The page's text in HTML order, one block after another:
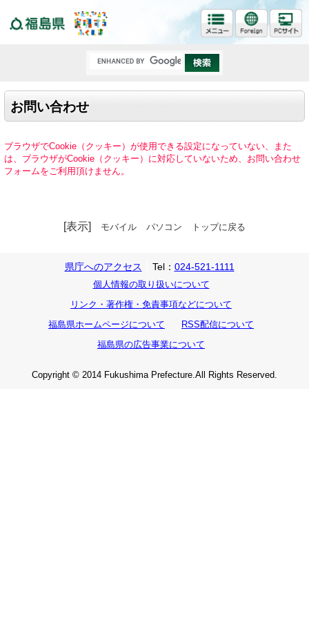
お問い合わせ
ブラウザでCookie（クッキー）が使用できる設定になっていない、また
は、ブラウザがCookie（クッキー）に対応していないため、お問い合わせ
フォームをご利用頂けません。
[表示] モバイル パソコン トップに戻る
県庁へのアクセス Tel： 024-521-1111
個人情報の取り扱いについて
リンク・著作権・免責事項などについて
福島県ホームページについて
RSS配信について
福島県の広告事業について
Copyright © 2014 Fukushima Prefecture.All Rights Reserved.